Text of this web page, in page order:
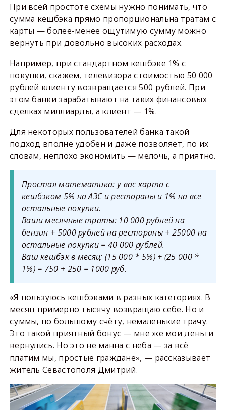
При всей простоте схемы нужно понимать, что
сумма кешбэка прямо пропорциональна тратам с
карты — более-менее ощутимую сумму можно
вернуть при довольно высоких расходах.
Например, при стандартном кешбэке 1% с
покупки, скажем, телевизора стоимостью 50 000
рублей клиенту возвращается 500 рублей. При
этом банки зарабатывают на таких финансовых
сделках миллиарды, а клиент — 1%.
Для некоторых пользователей банка такой
подход вполне удобен и даже позволяет, по их
словам, неплохо экономить — мелочь, а приятно.
Простая математика: у вас карта с
кешбэком 5% на АЗС и рестораны и 1% на все
остальные покупки.
Ваши месячные траты: 10 000 рублей на
бензин + 5000 рублей на рестораны + 25000 на
остальные покупки = 40 000 рублей.
Ваш кешбэк в месяц: (15 000 * 5%) + (25 000 *
1%) = 750 + 250 = 1000 руб.
«Я пользуюсь кешбэками в разных категориях. В
месяц примерно тысячу возвращаю себе. Но и
суммы, по большому счёту, немаленькие трачу.
Это такой приятный бонус — мне же мои деньги
вернулись. Но это не манна с неба — за всё
платим мы, простые граждане», — рассказывает
житель Севастополя Дмитрий.